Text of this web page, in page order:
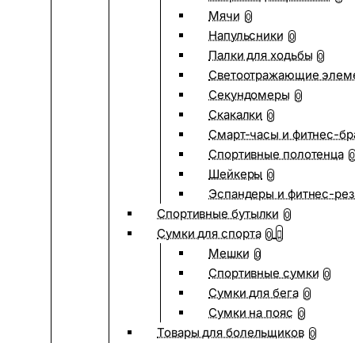
Мячи 0
Напульсники 0
Палки для ходьбы 0
Светоотражающие
Секундомеры 0
Скакалки 0
Смарт-часы и фитнес-
Спортивные полотенца 0
Шейкеры 0
Эспандеры и фитнес-
Спортивные бутылки 0
Сумки для спорта 0
Мешки 0
Спортивные сумки 0
Сумки для бега 0
Сумки на пояс 0
Товары для болельщиков 0